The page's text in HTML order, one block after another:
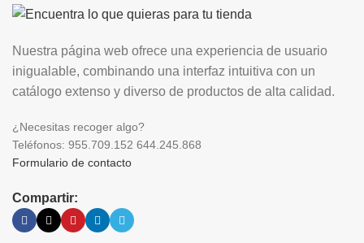
Nuestra página web ofrece una experiencia de usuario
inigualable, combinando una interfaz intuitiva con un
catálogo extenso y diverso de productos de alta calidad.
¿Necesitas recoger algo?
Teléfonos: 955.709.152 644.245.868
Formulario de contacto
Compartir: